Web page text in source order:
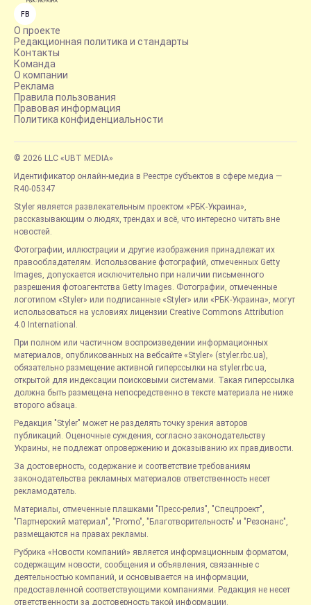
FB
О проекте
Редакционная политика и стандарты
Контакты
Команда
О компании
Реклама
Правила пользования
Правовая информация
Политика конфиденциальности
© 2026 LLC «UBT MEDIA»
Идентификатор онлайн-медиа в Реестре субъектов в сфере медиа —
R40-05347
Styler является развлекательным проектом «РБК-Украина»,
рассказывающим о людях, трендах и всё, что интересно читать вне
новостей.
Фотографии, иллюстрации и другие изображения принадлежат их
правообладателям. Использование фотографий, отмеченных Getty
Images, допускается исключительно при наличии письменного
разрешения фотоагентства Getty Images. Фотографии, отмеченные
логотипом «Styler» или подписанные «Styler» или «РБК-Украина», могут
использоваться на условиях лицензии Creative Commons Attribution
4.0 International.
При полном или частичном воспроизведении информационных
материалов, опубликованных на вебсайте «Styler» (styler.rbc.ua),
обязательно размещение активной гиперссылки на styler.rbc.ua,
открытой для индексации поисковыми системами. Такая гиперссылка
должна быть размещена непосредственно в тексте материала не ниже
второго абзаца.
Редакция "Styler" может не разделять точку зрения авторов
публикаций. Оценочные суждения, согласно законодательству
Украины, не подлежат опровержению и доказыванию их правдивости.
За достоверность, содержание и соответствие требованиям
законодательства рекламных материалов ответственность несет
рекламодатель.
Материалы, отмеченные плашками "Пресс-релиз", "Спецпроект",
"Партнерский материал", "Promo", "Благотворительность" и "Резонанс",
размещаются на правах рекламы.
Рубрика «Новости компаний» является информационным форматом,
содержащим новости, сообщения и объявления, связанные с
деятельностью компаний, и основывается на информации,
предоставленной соответствующими компаниями. Редакция не несет
ответственности за достоверность такой информации.